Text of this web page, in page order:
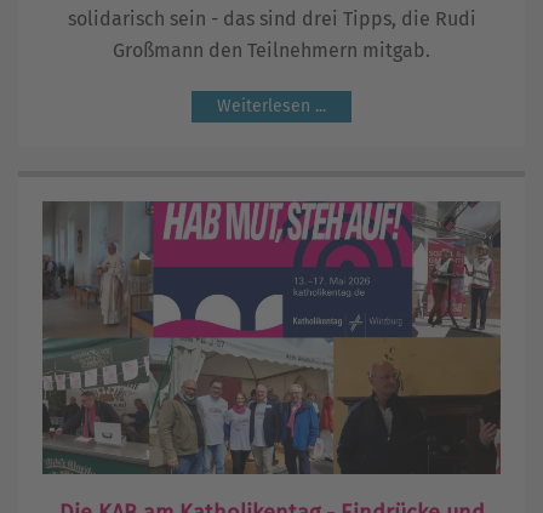
solidarisch sein - das sind drei Tipps, die Rudi
Großmann den Teilnehmern mitgab.
Weiterlesen ...